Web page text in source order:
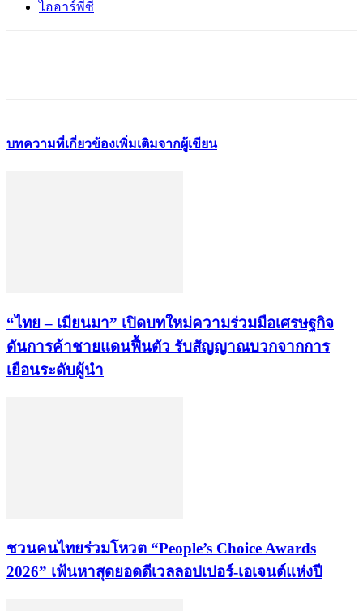
ไออาร์พีซี
บทความที่เกี่ยวข้องเพิ่มเติมจากผู้เขียน
“ไทย – เมียนมา” เปิดบทใหม่ความร่วมมือเศรษฐกิจ
ดันการค้าชายแดนฟื้นตัว รับสัญญาณบวกจากการ
เยือนระดับผู้นำ
ชวนคนไทยร่วมโหวต “People’s Choice Awards
2026” เฟ้นหาสุดยอดดีเวลลอปเปอร์-เอเจนต์แห่งปี